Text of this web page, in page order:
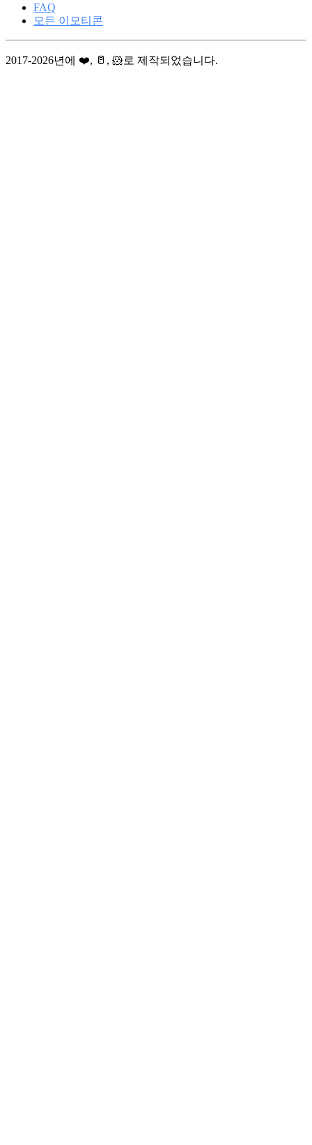
FAQ
모든 이모티콘
2017-2026년에 ❤️, 🥛, 🐹로 제작되었습니다.